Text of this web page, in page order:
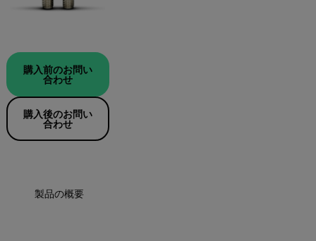
購入前のお問い
合わせ
購入後のお問い
合わせ
製品の概要